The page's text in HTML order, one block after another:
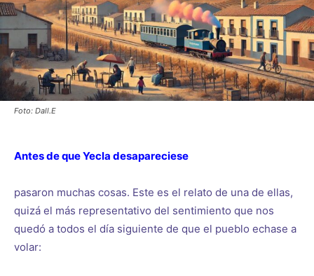
Foto: Dall.E
Antes de que Yecla desapareciese
pasaron muchas cosas. Este es el relato de una de ellas,
quizá el más representativo del sentimiento que nos
quedó a todos el día siguiente de que el pueblo echase a
volar: